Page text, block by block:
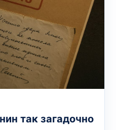
так загадочно